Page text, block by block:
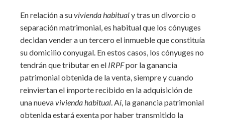
En relación a suvivienda habitualy tras un divorcio o
separación matrimonial, es habitual que los cónyuges
decidan vender a un tercero el inmueble que constituía
su domicilio conyugal. En estos casos, los cónyuges no
tendrán que tributar en el IRPFpor la ganancia
patrimonial obtenida de la venta, siempre y cuando
reinviertan el importe recibido en la adquisición de
una nuevavivienda habitual. Aí, la ganancia patrimonial
obtenida estará exenta por haber transmitido la